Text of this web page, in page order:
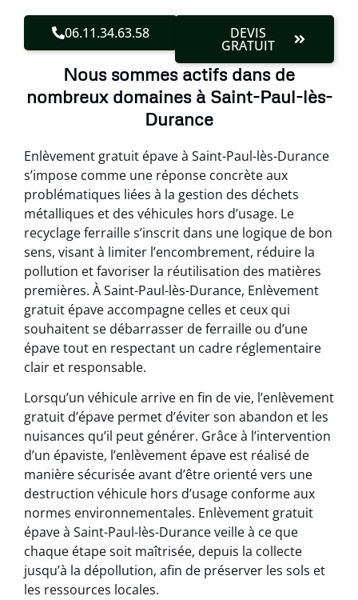
06.11.34.63.58 DEVIS
GRATUIT
Nous sommes actifs dans de
nombreux domaines à Saint-Paul-lès-
Durance
Enlèvement gratuit épave à Saint-Paul-lès-Durance
s’impose comme une réponse concrète aux
problématiques liées à la gestion des déchets
métalliques et des véhicules hors d’usage. Le
recyclage ferraille s’inscrit dans une logique de bon
sens, visant à limiter l’encombrement, réduire la
pollution et favoriser la réutilisation des matières
premières. À Saint-Paul-lès-Durance, Enlèvement
gratuit épave accompagne celles et ceux qui
souhaitent se débarrasser de ferraille ou d’une
épave tout en respectant un cadre réglementaire
clair et responsable.
Lorsqu’un véhicule arrive en fin de vie, l’enlèvement
gratuit d’épave permet d’éviter son abandon et les
nuisances qu’il peut générer. Grâce à l’intervention
d’un épaviste, l’enlèvement épave est réalisé de
manière sécurisée avant d’être orienté vers une
destruction véhicule hors d’usage conforme aux
normes environnementales. Enlèvement gratuit
épave à Saint-Paul-lès-Durance veille à ce que
chaque étape soit maîtrisée, depuis la collecte
jusqu’à la dépollution, afin de préserver les sols et
les ressources locales.